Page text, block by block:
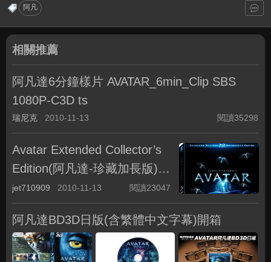
阿凡
相關推薦
阿凡達6分鐘樣片 AVATAR_6min_Clip SBS
1080P-C3D ts
瑞尼克 2010-11-13 閱讀35298
Avatar Extended Collector’s
Edition(阿凡達-珍藏加長版)繁
體中文字幕
jet710909 2010-11-13 閱讀23047
阿凡達BD3D日版(含繁體中文字幕)開箱